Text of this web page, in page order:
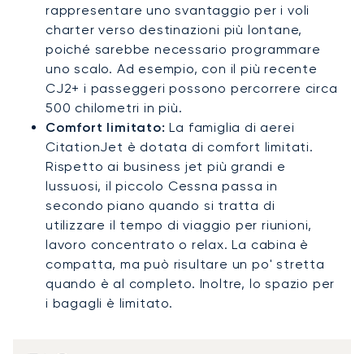
rappresentare uno svantaggio per i voli
charter verso destinazioni più lontane,
poiché sarebbe necessario programmare
uno scalo. Ad esempio, con il più recente
CJ2+ i passeggeri possono percorrere circa
500 chilometri in più.
Comfort limitato: La famiglia di aerei
CitationJet è dotata di comfort limitati.
Rispetto ai business jet più grandi e
lussuosi, il piccolo Cessna passa in
secondo piano quando si tratta di
utilizzare il tempo di viaggio per riunioni,
lavoro concentrato o relax. La cabina è
compatta, ma può risultare un po' stretta
quando è al completo. Inoltre, lo spazio per
i bagagli è limitato.